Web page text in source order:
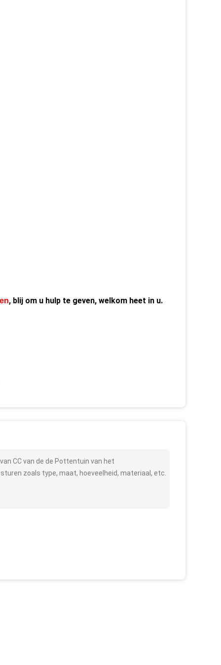
, blij om u hulp te geven, welkom heet in u.
CC van de de Pottentuin van het
zoals type, maat, hoeveelheid, materiaal, etc.